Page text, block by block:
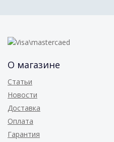
О магазине
Статьи
Новости
Доставка
Оплата
Гарантия